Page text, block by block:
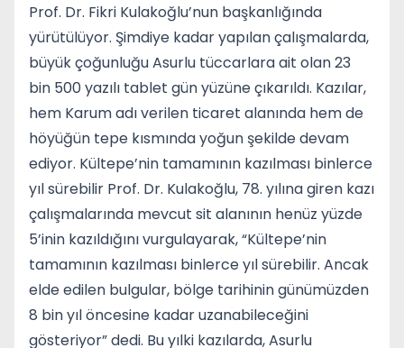
Prof. Dr. Fikri Kulakoğlu’nun başkanlığında
yürütülüyor. Şimdiye kadar yapılan çalışmalarda,
büyük çoğunluğu Asurlu tüccarlara ait olan 23
bin 500 yazılı tablet gün yüzüne çıkarıldı. Kazılar,
hem Karum adı verilen ticaret alanında hem de
höyüğün tepe kısmında yoğun şekilde devam
ediyor. Kültepe’nin tamamının kazılması binlerce
yıl sürebilir Prof. Dr. Kulakoğlu, 78. yılına giren kazı
çalışmalarında mevcut sit alanının henüz yüzde
5’inin kazıldığını vurgulayarak, “Kültepe’nin
tamamının kazılması binlerce yıl sürebilir. Ancak
elde edilen bulgular, bölge tarihinin günümüzden
8 bin yıl öncesine kadar uzanabileceğini
gösteriyor” dedi. Bu yılki kazılarda, Asurlu